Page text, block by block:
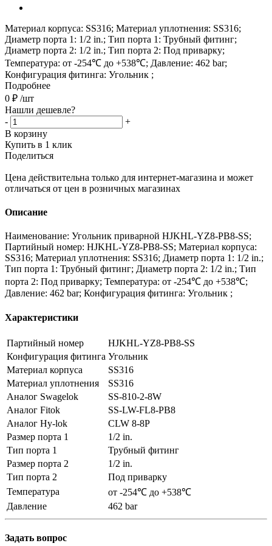
Материал корпуса: SS316; Материал уплотнения: SS316;
Диаметр порта 1: 1/2 in.; Тип порта 1: Трубный фитинг;
Диаметр порта 2: 1/2 in.; Тип порта 2: Под приварку;
Температура: от -254℃ до +538℃; Давление: 462 bar;
Конфигурация фитинга: Угольник ;
Подробнее
0 ₽ /шт
Нашли дешевле?
-
+
В корзину
Купить в 1 клик
Поделиться
Цена действительна только для интернет-магазина и может
отличаться от цен в розничных магазинах
Описание
Наименование: Угольник приварной HJKHL-YZ8-PB8-SS;
Партийный номер: HJKHL-YZ8-PB8-SS; Материал корпуса:
SS316; Материал уплотнения: SS316; Диаметр порта 1: 1/2 in.;
Тип порта 1: Трубный фитинг; Диаметр порта 2: 1/2 in.; Тип
порта 2: Под приварку; Температура: от -254℃ до +538℃;
Давление: 462 bar; Конфигурация фитинга: Угольник ;
Характеристики
Партийный номер
HJKHL-YZ8-PB8-SS
Конфигурация фитинга Угольник
Материал корпуса
SS316
Материал уплотнения
SS316
Аналог Swagelok
SS-810-2-8W
Аналог Fitok
SS-LW-FL8-PB8
Аналог Hy-lok
CLW 8-8P
Размер порта 1
1/2 in.
Тип порта 1
Трубный фитинг
Размер порта 2
1/2 in.
Тип порта 2
Под приварку
Температура
от -254℃ до +538℃
Давление
462 bar
Задать вопрос